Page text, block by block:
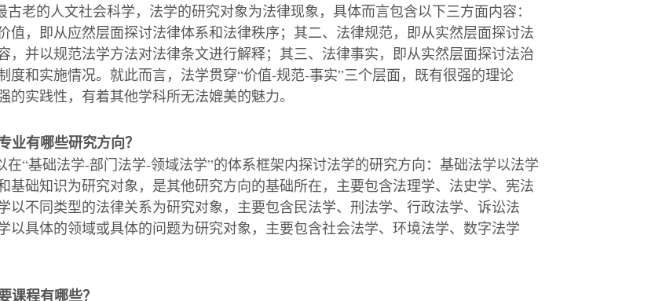
古老的人文社会科学，法学的研究对象为法律现象，具体而言包含以下三方面内容：
值，即从应然层面探讨法律体系和法律秩序；其二、法律规范，即从实然层面探讨法
，并以规范法学方法对法律条文进行解释；其三、法律事实，即从实然层面探讨法治
度和实施情况。就此而言，法学贯穿“价值-规范-事实”三个层面，既有很强的理论
的实践性，有着其他学科所无法媲美的魅力。
业有哪些研究方向？
在“基础法学-部门法学-领域法学”的体系框架内探讨法学的研究方向：基础法学以法学
基础知识为研究对象，是其他研究方向的基础所在，主要包含法理学、法史学、宪法
以不同类型的法律关系为研究对象，主要包含民法学、刑法学、行政法学、诉讼法
以具体的领域或具体的问题为研究对象，主要包含社会法学、环境法学、数字法学
课程有哪些？